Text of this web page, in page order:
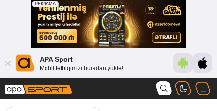
APA Sport
Mobil tətbiqimizi buradan yüklə!